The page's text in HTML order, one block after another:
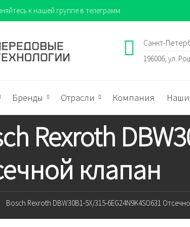
к нашей группе в телеграмм
Санкт-
196006, ул.
Бренды Отрасли Компания
Rexroth
клапан
Bosch Rexroth DBW30B1-5X/315-6EG24N9K4SO631